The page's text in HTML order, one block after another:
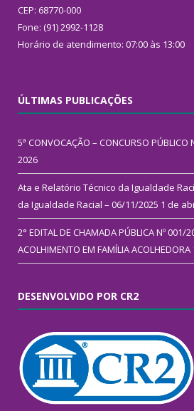
CEP: 68770-000
Fone: (91) 2992-1128
Horário de atendimento: 07:00 às 13:00
ÚLTIMAS PUBLICAÇÕES
5ª CONVOCAÇÃO – CONCURSO PÚBLICO
2026
Ata e Relatório Técnico da Igualdade
da Igualdade Racial – 06/11/2025 1 de
2° EDITAL DE CHAMADA PÚBLICA Nº 001/
ACOLHIMENTO EM FAMÍLIA ACOLHEDORA
DESENVOLVIDO POR CR2